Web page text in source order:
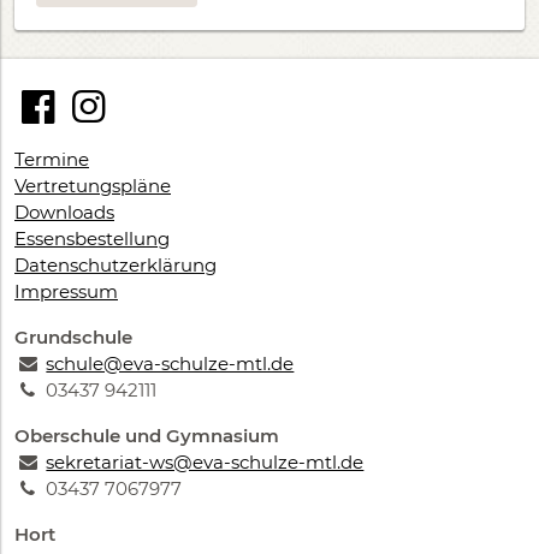
Termine
Vertretungspläne
Downloads
Essensbestellung
Datenschutzerklärung
Impressum
Grundschule
schule@eva-schulze-mtl.de
03437 942111
Oberschule und Gymnasium
sekretariat-ws@eva-schulze-mtl.de
03437 7067977
Hort